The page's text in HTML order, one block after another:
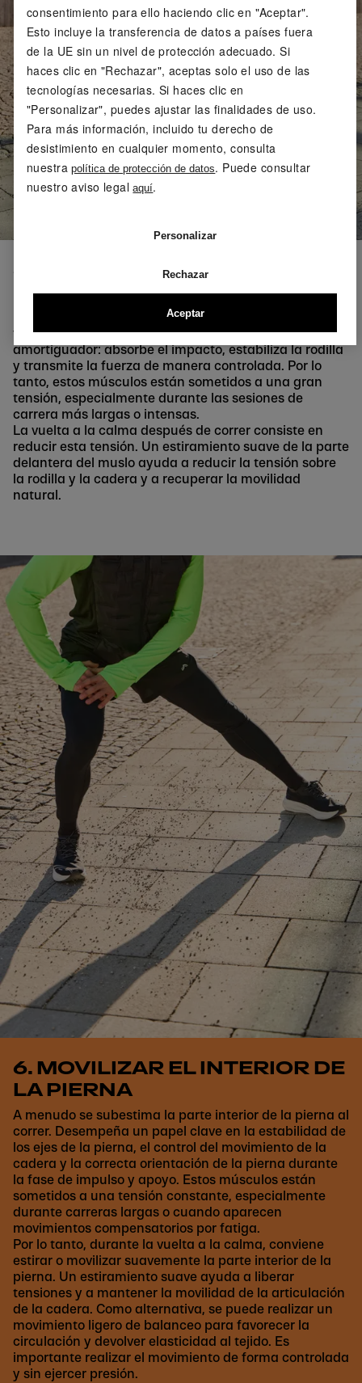
5. ESTIRAR LA PARTE
DELANTERA DEL MUSLO
La parte delantera del muslo desempeña un papel
fundamental al correr. A cada paso, actúa como un
amortiguador: absorbe el impacto, estabiliza la rodilla
y transmite la fuerza de manera controlada. Por lo
tanto, estos músculos están sometidos a una gran
tensión, especialmente durante las sesiones de
carrera más largas o intensas.
La vuelta a la calma después de correr consiste en
reducir esta tensión. Un estiramiento suave de la parte
delantera del muslo ayuda a reducir la tensión sobre
la rodilla y la cadera y a recuperar la movilidad
natural.
6. MOVILIZAR EL INTERIOR DE
LA PIERNA
A menudo se subestima la parte interior de la pierna al
correr. Desempeña un papel clave en la estabilidad de
los ejes de la pierna, el control del movimiento de la
cadera y la correcta orientación de la pierna durante
la fase de impulso y apoyo. Estos músculos están
sometidos a una tensión constante, especialmente
durante carreras largas o cuando aparecen
movimientos compensatorios por fatiga.
Por lo tanto, durante la vuelta a la calma, conviene
estirar o movilizar suavemente la parte interior de la
pierna. Un estiramiento suave ayuda a liberar
tensiones y a mantener la movilidad de la articulación
de la cadera. Como alternativa, se puede realizar un
movimiento ligero de balanceo para favorecer la
circulación y devolver elasticidad al tejido. Es
importante realizar el movimiento de forma controlada
y sin ejercer presión.
consentimiento para ello haciendo clic en "Aceptar".
Esto incluye la transferencia de datos a países fuera
de la UE sin un nivel de protección adecuado. Si
haces clic en "Rechazar", aceptas solo el uso de las
tecnologías necesarias. Si haces clic en
"Personalizar", puedes ajustar las finalidades de uso.
Para más información, incluido tu derecho de
desistimiento en cualquier momento, consulta
nuestrapolítica de protección de datos. Puede consultar
nuestro aviso legalaquí.
Personalizar
Rechazar
Aceptar